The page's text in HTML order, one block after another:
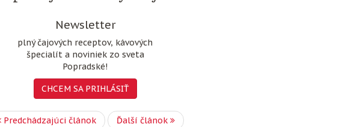
Newsletter
plný čajových receptov, kávových
špecialít a noviniek zo sveta
Popradské!
CHCEM SA PRIHLÁSIŤ
Predchádzajúci článok Ďalší článok